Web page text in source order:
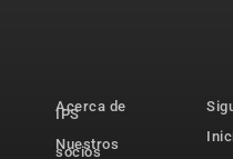
Acerca de
IPS
Nuestros
socios